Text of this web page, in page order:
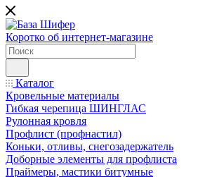
Коротко об интернет-магазине
Каталог
Кровельные материалы
Гибкая черепица ШИНГЛАС
Рулонная кровля
Профлист (профнастил)
Коньки, отливы, снегозадержатель
Доборные элементы для профлиста
Праймеры, мастики битумные